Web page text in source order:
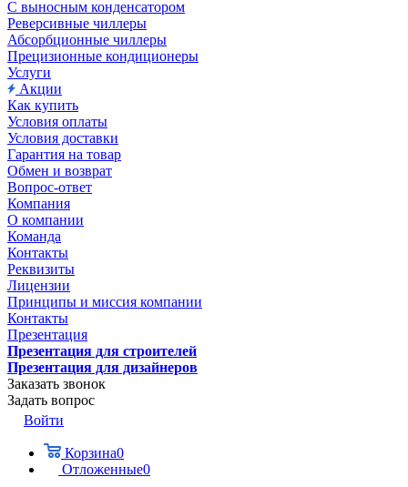
С выносным конденсатором
Реверсивные чиллеры
Абсорбционные чиллеры
Прецизионные кондиционеры
Услуги
Акции
Как купить
Условия оплаты
Условия доставки
Гарантия на товар
Обмен и возврат
Вопрос-ответ
Компания
О компании
Команда
Контакты
Реквизиты
Лицензии
Принципы и миссия компании
Контакты
Презентация
Презентация для строителей
Презентация для дизайнеров
Заказать звонок
Задать вопрос
Войти
Корзина0
Отложенные0